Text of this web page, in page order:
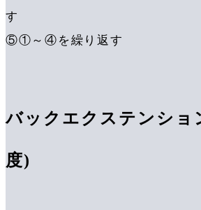
す
⑤①～④を繰り返す
バックエクステンショ
度)